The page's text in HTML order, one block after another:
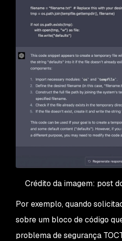
Crédito da imagem: post
Por exemplo, quando
sobre um bloco de código
problema de segurança